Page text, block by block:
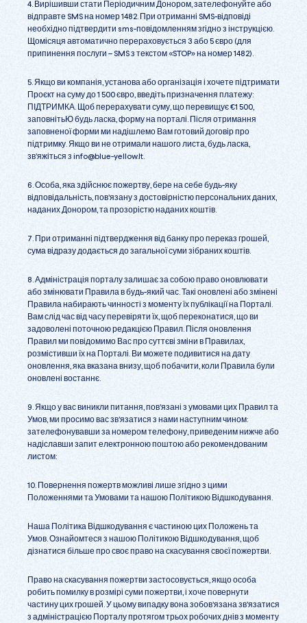
4. Вирішивши стати Періодичним Донором, зателефонуйте або
відправте SMS на номер 1482. При отриманні SMS-відповіді
необхідно підтвердити sms-повідомленням згідно з інструкцією.
Щомісяця автоматично перераховується 3 або 5 євро (для
припинення послуги – SMS з текстом «STOP» на номер 1482).
5. Якщо ви компанія, установа або організація і хочете підтримати
Проєкт на суму до 1 500 євро, введіть призначення платежу:
ПІДТРИМКА. Щоб перерахувати суму, що перевищує €1 500,
заповнітьЮ будь ласка, форму на порталі. Після отримання
заповненої форми ми надішлемо Вам готовий договір про
підтримку. Якщо ви не отримали нашого листа, будь ласка,
зв’яжіться з info@blue-yellow.lt.
6. Особа, яка здійснює пожертву, бере на себе будь-яку
відповідальність, пов’язану з достовірністю персональних даних,
наданих Донором, та прозорістю наданих коштів.
7. При отриманні підтвердження від банку про переказ грошей,
сума відразу додається до загальної суми зібраних коштів.
8. Адміністрація порталу залишає за собою право оновлювати
або змінювати Правила в будь-який час. Такі оновлені або змінені
Правила набирають чинності з моменту їх публікації на Порталі.
Вам слід час від часу перевіряти їх, щоб переконатися, що ви
задоволені поточною редакцією Правил. Після оновлення
Правил ми повідомимо Вас про суттєві зміни в Правилах,
розмістивши їх на Порталі. Ви можете подивитися на дату
оновлення, яка вказана внизу, щоб побачити, коли Правила були
оновлені востаннє.
9. Якщо у вас виникли питання, пов’язані з умовами цих Правил та
Умов, ми просимо вас зв’язатися з нами наступним чином:
зателефонувавши за номером телефону, приведеним нижче або
надіславши запит електронною поштою або рекомендованим
листом:
10. Повернення пожертв можливі лише згідно з цими
Положеннями та Умовами та нашою Політикою Відшкодування.
Наша Політика Відшкодування є частиною цих Положень та
Умов. Ознайомтеся з нашою Політикою Відшкодування, щоб
дізнатися більше про своє право на скасування своєї пожертви.
Право на скасування пожертви застосовується, якщо особа
робить помилку в розмірі суми пожертви, і хоче повернути
частину цих грошей. У цьому випадку вона зобов’язана зв’язатися
з адміністрацією Порталу протягом трьох робочих днів з моменту